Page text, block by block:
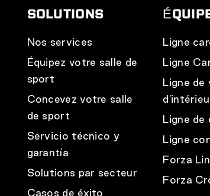
SOLUTIONS
Nos services
Équipez votre salle de
sport
Concevez votre salle
de sport
Servicio técnico y
garantía
Solutions par secteur
Casos de éxito
Ligne
Ligne
Ligne de
Ligne de
Ligne
Forza
Forza